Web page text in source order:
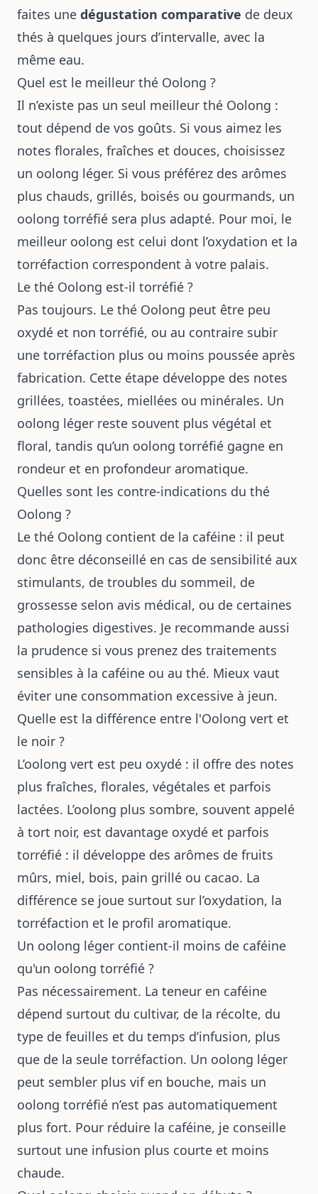
faites une dégustation comparative de deux
thés à quelques jours d’intervalle, avec la
même eau.
Quel est le meilleur thé Oolong ?
Il n’existe pas un seul meilleur thé Oolong :
tout dépend de vos goûts. Si vous aimez les
notes florales, fraîches et douces, choisissez
un oolong léger. Si vous préférez des arômes
plus chauds, grillés, boisés ou gourmands, un
oolong torréfié sera plus adapté. Pour moi, le
meilleur oolong est celui dont l’oxydation et la
torréfaction correspondent à votre palais.
Le thé Oolong est-il torréfié ?
Pas toujours. Le thé Oolong peut être peu
oxydé et non torréfié, ou au contraire subir
une torréfaction plus ou moins poussée après
fabrication. Cette étape développe des notes
grillées, toastées, miellées ou minérales. Un
oolong léger reste souvent plus végétal et
floral, tandis qu’un oolong torréfié gagne en
rondeur et en profondeur aromatique.
Quelles sont les contre-indications du thé
Oolong ?
Le thé Oolong contient de la caféine : il peut
donc être déconseillé en cas de sensibilité aux
stimulants, de troubles du sommeil, de
grossesse selon avis médical, ou de certaines
pathologies digestives. Je recommande aussi
la prudence si vous prenez des traitements
sensibles à la caféine ou au thé. Mieux vaut
éviter une consommation excessive à jeun.
Quelle est la différence entre l'Oolong vert et
le noir ?
L’oolong vert est peu oxydé : il offre des notes
plus fraîches, florales, végétales et parfois
lactées. L’oolong plus sombre, souvent appelé
à tort noir, est davantage oxydé et parfois
torréfié : il développe des arômes de fruits
mûrs, miel, bois, pain grillé ou cacao. La
différence se joue surtout sur l’oxydation, la
torréfaction et le profil aromatique.
Un oolong léger contient-il moins de caféine
qu'un oolong torréfié ?
Pas nécessairement. La teneur en caféine
dépend surtout du cultivar, de la récolte, du
type de feuilles et du temps d’infusion, plus
que de la seule torréfaction. Un oolong léger
peut sembler plus vif en bouche, mais un
oolong torréfié n’est pas automatiquement
plus fort. Pour réduire la caféine, je conseille
surtout une infusion plus courte et moins
chaude.